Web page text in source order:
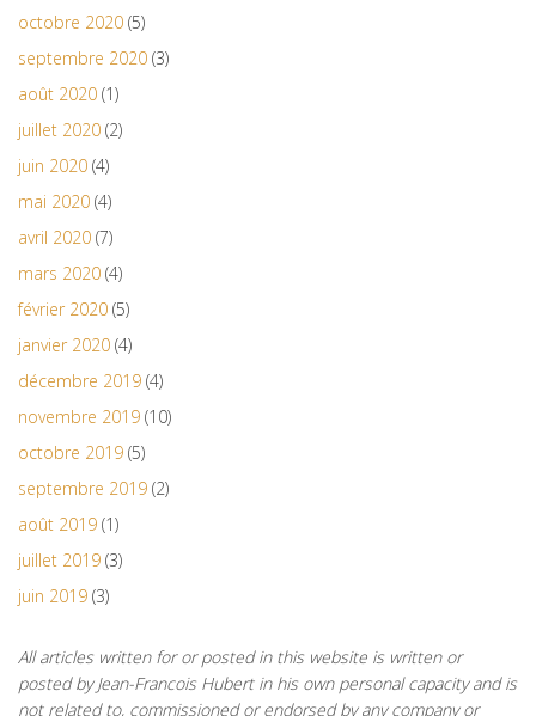
octobre 2020 (5)
septembre 2020 (3)
août 2020 (1)
juillet 2020 (2)
juin 2020 (4)
mai 2020 (4)
avril 2020 (7)
mars 2020 (4)
février 2020 (5)
janvier 2020 (4)
décembre 2019 (4)
novembre 2019 (10)
octobre 2019 (5)
septembre 2019 (2)
août 2019 (1)
juillet 2019 (3)
juin 2019 (3)
All articles written for or posted in this website is written or
posted by Jean-Francois Hubert in his own personal capacity and is
not related to, commissioned or endorsed by any company or